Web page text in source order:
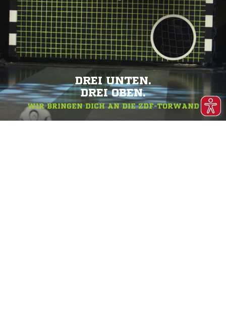
DREI UNTEN.
DREI OBEN.
WIR BRINGEN DICH AN DIE ZDF-TORWAND